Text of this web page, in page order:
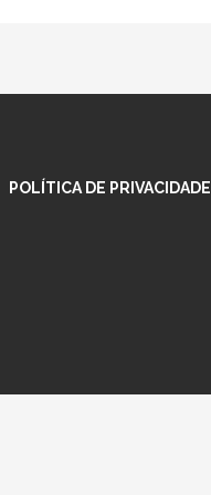
POLÍTICA DE PRIVACIDADE